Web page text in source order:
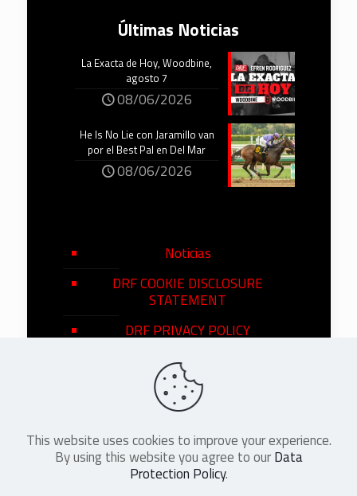
Últimas Noticias
La Exacta de Hoy, Woodbine,
agosto 7
08/06/2026
He Is No Lie con Jaramillo van
por el Best Pal en Del Mar
08/06/2026
Noticias
DRF COOKIE DISCLOSURE
STATEMENT
DRF PRIVACY POLICY
©2026DRF en Español. All Rights
Reserved
This website uses cookies to improve your experience.
By using this website you agree to ourData
Protection Policy.